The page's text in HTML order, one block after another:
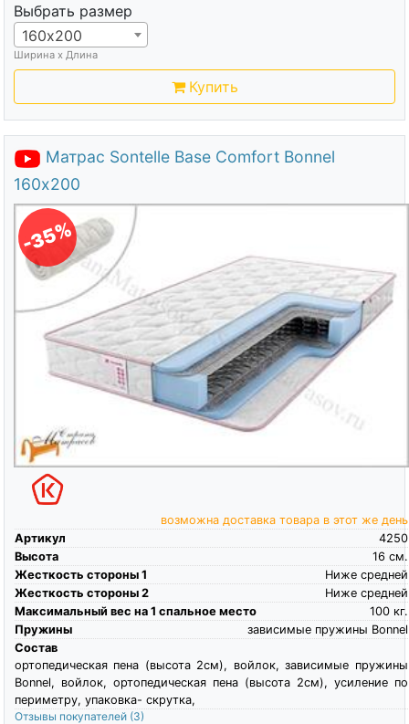
Выбрать размер
160х200
Ширина х Длина
Купить
Матрас Sontelle Base Comfort Bonnel
160х200
-35%
возможна доставка товара в этот же день
Артикул
4250
Высота
см.
16
Жесткость стороны 1
Ниже средней
Жесткость стороны 2
Ниже средней
Максимальный вес на 1 спальное место
кг.
100
Пружины
зависимые пружины Bonnel
Состав
ортопедическая пена (высота 2см), войлок, зависимые пружины
Bonnel, войлок, ортопедическая пена (высота 2см), усиление по
периметру, упаковка- скрутка,
Отзывы покупателей (3)